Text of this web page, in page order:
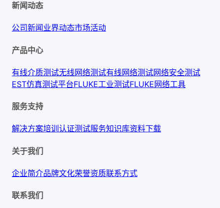
新闻动态
公司新闻业界动态市场活动
产品中心
有线介质测试无线网络测试有线网络测试网络安全测试
EST仿真测试平台FLUKE工业测试FLUKE网络工具
服务支持
解决方案培训认证测试服务知识库资料下载
关于我们
企业简介品牌文化荣誉资质联系方式
联系我们